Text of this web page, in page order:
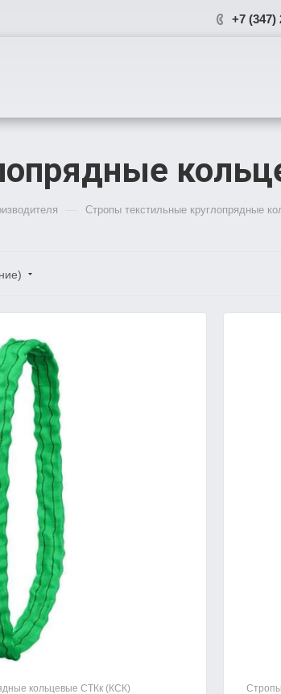
+7 (347)
Стропы текстильные круглопрядные
кольцевые СТКк (КСК)